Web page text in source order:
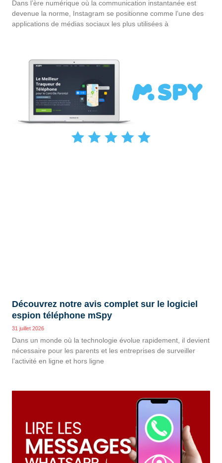
Dans l’ère numérique où la communication instantanée est
devenue la norme, Instagram se positionne comme l’une des
applications de médias sociaux les plus utilisées à
Découvrez notre avis complet sur le logiciel
espion téléphone mSpy
31 juillet 2026
Dans un monde où la technologie évolue rapidement, il devient
nécessaire pour les parents et les entreprises de surveiller
l’activité en ligne et hors ligne